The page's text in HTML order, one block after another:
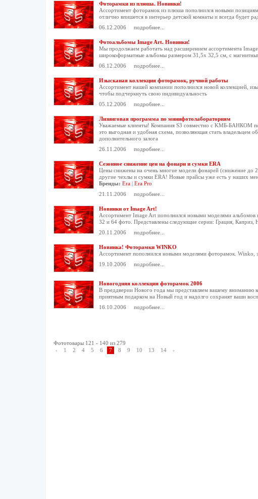
Фоторамки из плюша. Новинки!
Ассортимент фоторамок из плюша пополнился новыми
отлично впишется в интерьер детской комнаты и всегда будет
06.12.2006
подробнее...
Фотоальбомы Image Art. Новинки!
Мы продолжаем работать над расширением ассортимента
широкоформатные альбомы размером 31,5х 32,5 см, с
06.12.2006
подробнее...
Изысканая коллекция фоторамок, ручной работы
Ассортимент нашей компании пополнился новой коллекцией,
чтобы подчеркнуть свою индивидуальность
05.12.2006
подробнее...
Лизинговая программа по минифотолабораториям
Уважаемые клиенты! Компания S3 совместно с KMБ-БАНКОМ
это выгодная и удобная схема, позволяющая стать владельцем
дополнительного залога
26.11.2006
подробнее...
Сезонное снижение цен на фонари и сумки ERA
Цены снижены на очень многие модели фонарей (снижение до
другие чехлы и сумки ERA! Новые прайсы уже есть у наших
Бренды: Era| Era Pro
21.11.2006
подробнее...
Новинки от Image Art!
Ассортимент Image Art пополнился новыми моделями
32 и 64 фото. Представлены следующие серии: Грация,
20.11.2006
подробнее...
Новинка! Фоторамки WINKO
Ассортимент пополнился новыми моделями фоторамок. Winko,
19.10.2006
подробнее...
Новогодняя коллекция фоторамок 2006
В преддверии Нового года мы представляем вашему вниманию
приятным подарком на Новый год и надолго сохранят ваши
16.10.2006
подробнее...
Фототовары 121 - 140 из 279
‹
1 2 4 5 6 7 8 9 10 13 14 ›